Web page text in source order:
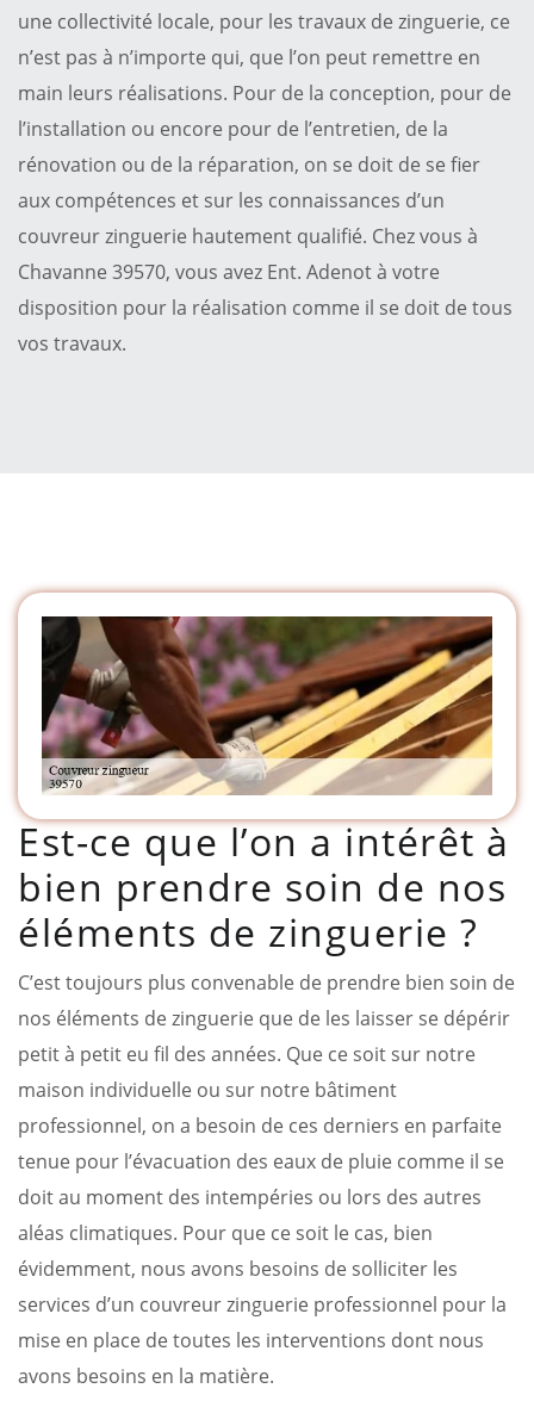
une collectivité locale, pour les travaux de zinguerie, ce
n’est pas à n’importe qui, que l’on peut remettre en
main leurs réalisations. Pour de la conception, pour de
l’installation ou encore pour de l’entretien, de la
rénovation ou de la réparation, on se doit de se fier
aux compétences et sur les connaissances d’un
couvreur zinguerie hautement qualifié. Chez vous à
Chavanne 39570, vous avez Ent. Adenot à votre
disposition pour la réalisation comme il se doit de tous
vos travaux.
Est-ce que l’on a intérêt à
bien prendre soin de nos
éléments de zinguerie ?
C’est toujours plus convenable de prendre bien soin de
nos éléments de zinguerie que de les laisser se dépérir
petit à petit eu fil des années. Que ce soit sur notre
maison individuelle ou sur notre bâtiment
professionnel, on a besoin de ces derniers en parfaite
tenue pour l’évacuation des eaux de pluie comme il se
doit au moment des intempéries ou lors des autres
aléas climatiques. Pour que ce soit le cas, bien
évidemment, nous avons besoins de solliciter les
services d’un couvreur zinguerie professionnel pour la
mise en place de toutes les interventions dont nous
avons besoins en la matière.